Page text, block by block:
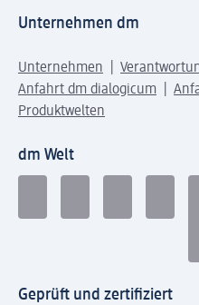
Unternehmen dm
Unternehmen
Anfahrt dm dialogicum
Produktwelten
dm Welt
Geprüft und zertifiziert